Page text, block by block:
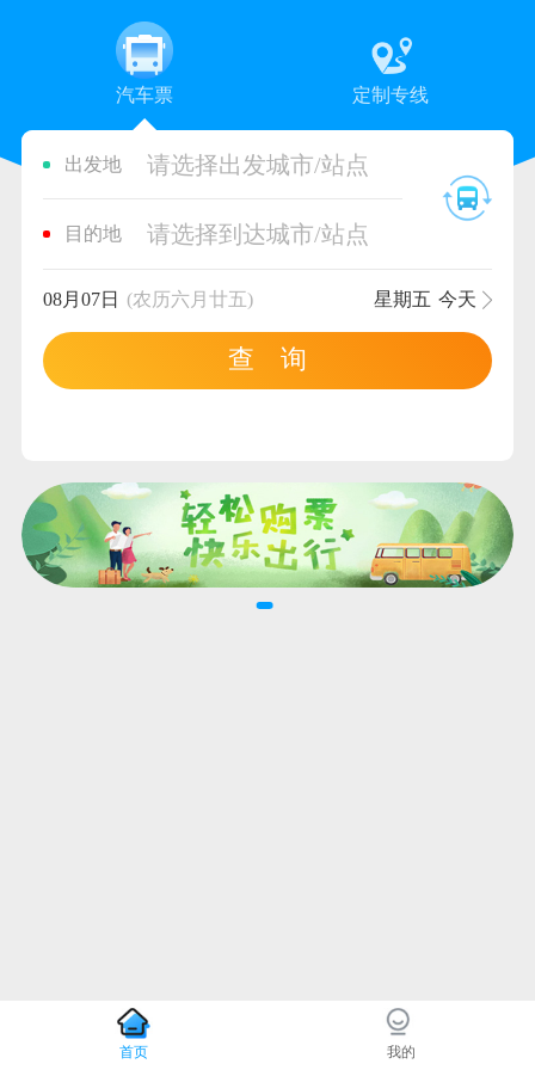
汽车票 定制专线
出发地 请选择出发城市/站点
目的地 请选择到达城市/站点
08月07日 (农历六月廿五) 星期五 今天
查 询
首页 我的